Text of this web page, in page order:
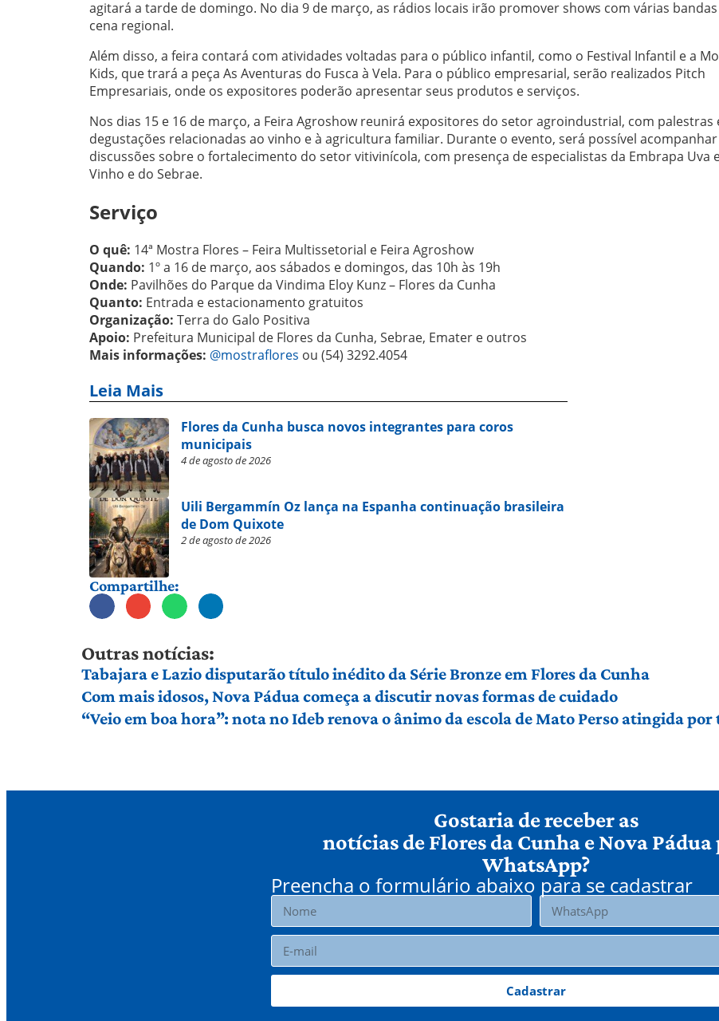
agitará a tarde de domingo. No dia 9 de março, as rádios locais irão promover shows com várias
cena regional.
Além disso, a feira contará com atividades voltadas para o público infantil, como o Festival Infantil e a
Kids, que trará a peça As Aventuras do Fusca à Vela. Para o público empresarial, serão realizados Pitch
Empresariais, onde os expositores poderão apresentar seus produtos e serviços.
Nos dias 15 e 16 de março, a Feira Agroshow reunirá expositores do setor agroindustrial, com palestras
degustações relacionadas ao vinho e à agricultura familiar. Durante o evento, será possível acompanhar
discussões sobre o fortalecimento do setor vitivinícola, com presença de especialistas da Embrapa Uva
Vinho e do Sebrae.
Serviço
O quê: 14ª Mostra Flores – Feira Multissetorial e Feira Agroshow
Quando: 1º a 16 de março, aos sábados e domingos, das 10h às 19h
Onde: Pavilhões do Parque da Vindima Eloy Kunz – Flores da Cunha
Quanto: Entrada e estacionamento gratuitos
Organização: Terra do Galo Positiva
Apoio: Prefeitura Municipal de Flores da Cunha, Sebrae, Emater e outros
Mais informações: @mostraflores ou (54) 3292.4054
Leia Mais
Flores da Cunha busca novos integrantes para coros
municipais
4 de agosto de 2026
Uili Bergammín Oz lança na Espanha continuação brasileira
de Dom Quixote
2 de agosto de 2026
Compartilhe:
Outras notícias:
Tabajara e Lazio disputarão título inédito da Série Bronze em Flores da Cunha
Com mais idosos, Nova Pádua começa a discutir novas formas de cuidado
“Veio em boa hora”: nota no Ideb renova o ânimo da escola de Mato Perso atingida
Gostaria de receber as
notícias de Flores da Cunha e Nova Pádua
WhatsApp?
Preencha o formulário abaixo para se cadastrar
Cadastrar